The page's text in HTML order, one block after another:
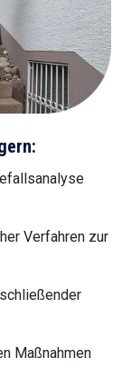
Verfahren zur
Maßnahmen